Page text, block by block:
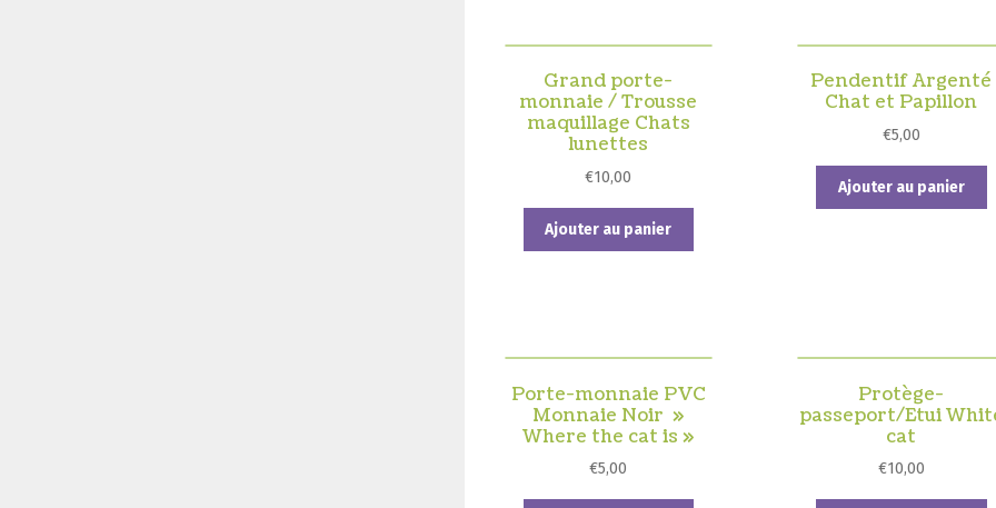
Grand porte-
monnaie / Trousse
maquillage Chats
lunettes
€10,00
Ajouter au panier
Pendentif Argenté
Chat et Papillon
€5,00
Ajouter au panier
Porte-monnaie PVC
Monnaie Noir »
Where the cat is »
€5,00
Protège-
passeport/Etui
cat
€10,00